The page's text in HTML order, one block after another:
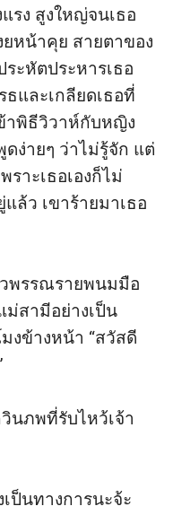
รง สูงใหญ่จนเธอ
ยหน้าคุย สายตาของ
ะหัตประหารเธอ
และเกลียดเธอที่
าพิธีวิวาห์กับหญิง
ง่ายๆ ว่าไม่รู้จัก แต่
ราะเธอเองก็ไม่
ล้ว เขาร้ายมาเธอ
พรรณรายพนมมือ
สามีอย่างเป็น
งข้างหน้า “สวัสดี
นภพที่รับไหว้เจ้า
ป็นทางการนะจ้ะ